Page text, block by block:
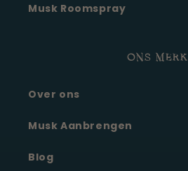
Musk Roomspray
ONS MERK
Over ons
Musk Aanbrengen
Blog